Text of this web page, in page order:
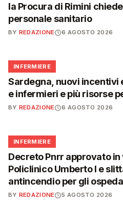
la Procura di Rimini
personale sanitario
BY REDAZIONE 6 AGOSTO 2026
🩺
INFERMIERE
Sardegna, nuovi incentivi
e infermieri e più risorse
BY REDAZIONE 6 AGOSTO 2026
🩺
INFERMIERE
Decreto Pnrr approvato
Policlinico Umberto I e
antincendio per gli
BY REDAZIONE 5 AGOSTO 2026